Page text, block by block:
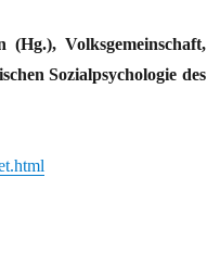
Volksgemeinschaft,
Sozialpsychologie des